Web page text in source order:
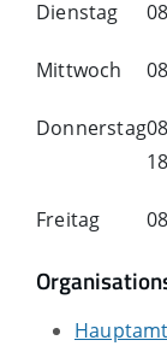
Dienstag
Mittwoch
Donnerstag
Freitag
Hauptamt